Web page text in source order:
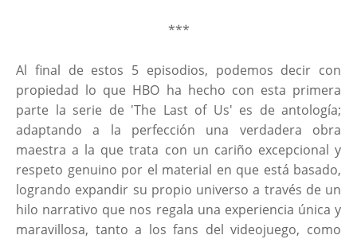
***
Al final de estos 5 episodios, podemos decir con
propiedad lo que HBO ha hecho con esta primera
parte la serie de 'The Last of Us' es de antología;
adaptando a la perfección una verdadera obra
maestra a la que trata con un cariño excepcional y
respeto genuino por el material en que está basado,
logrando expandir su propio universo a través de un
hilo narrativo que nos regala una experiencia única y
maravillosa, tanto a los fans del videojuego, como